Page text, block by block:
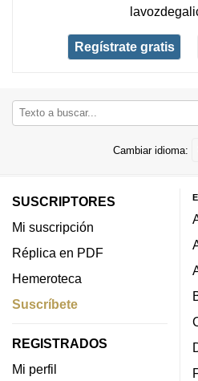
Regístrate gratis
Cambiar idioma:
SUSCRIPTORES
Mi suscripción
Réplica en PDF
Hemeroteca
Suscríbete
REGISTRADOS
Mi perfil